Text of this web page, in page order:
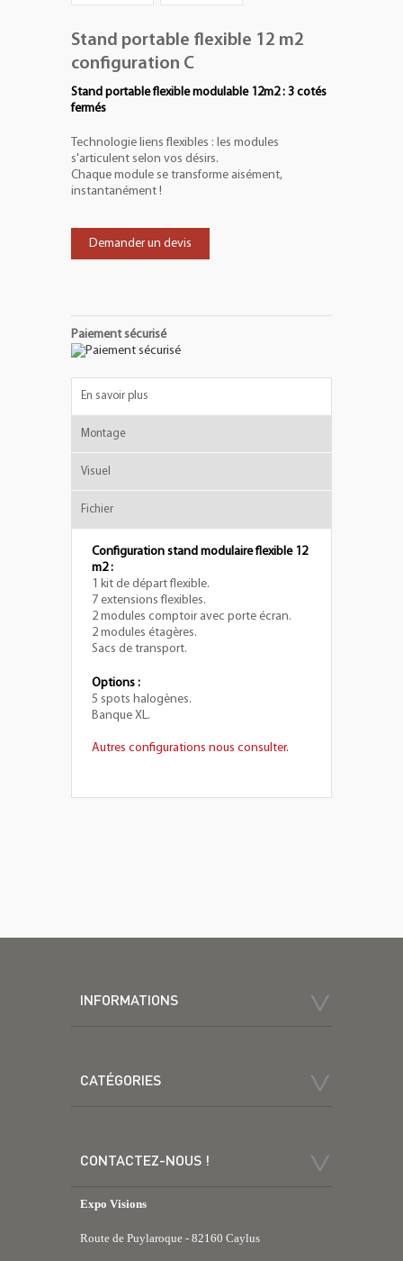
Stand portable flexible 12 m2
configuration C
Stand portable flexible modulable 12m2 : 3 cotés
fermés
Technologie liens flexibles : les modules
s'articulent selon vos désirs.
Chaque module se transforme aisément,
instantanément !
Demander un devis
Paiement sécurisé
En savoir plus
Montage
Visuel
Fichier
Configuration stand modulaire flexible 12
m2 :
1 kit de départ flexible.
7 extensions flexibles.
2 modules comptoir avec porte écran.
2 modules étagères.
Sacs de transport.
Options :
5 spots halogènes.
Banque XL.
Autres configurations nous consulter.
INFORMATIONS
CATÉGORIES
CONTACTEZ-NOUS !
Expo Visions
Route de Puylaroque - 82160 Caylus